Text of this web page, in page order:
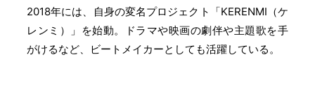
2018年には、自身の変名プロジェクト「KERENMI（ケ
レンミ）」を始動。ドラマや映画の劇伴や主題歌を手
がけるなど、ビートメイカーとしても活躍している。